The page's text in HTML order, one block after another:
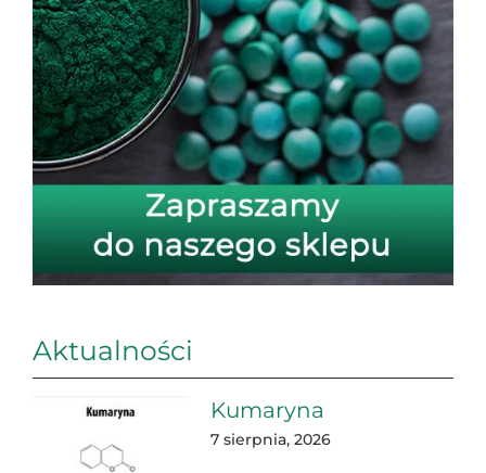
Aktualności
Kumaryna
7 sierpnia, 2026